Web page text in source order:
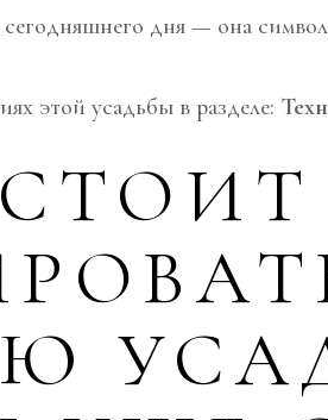
дня — она
этой усадьбы в разделе: